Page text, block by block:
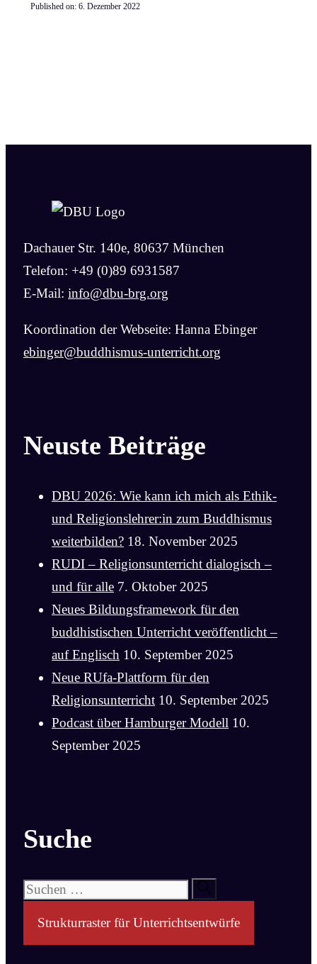
Published on: 6. Dezember 2022
Dachauer Str. 140e, 80637 München
Telefon: +49 (0)89 6931587
E-Mail: info@dbu-brg.org
Koordination der Webseite: Hanna Ebinger
ebinger@buddhismus-unterricht.org
Neuste Beiträge
DBU 2026: Wie kann ich mich als Ethik-
und Religionslehrer:in zum Buddhismus
weiterbilden? 18. November 2025
RUDI – Religionsunterricht dialogisch –
und für alle 7. Oktober 2025
Neues Bildungsframework für den
buddhistischen Unterricht veröffentlicht –
auf Englisch 10. September 2025
Neue RUfa-Plattform für den
Religionsunterricht 10. September 2025
Podcast über Hamburger Modell 10.
September 2025
Suche
Suchen
Strukturraster für Unterrichtsentwürfe